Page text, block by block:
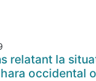
relatant la
occidental